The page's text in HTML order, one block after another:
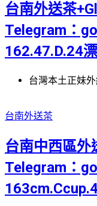
台南外送茶
Telegram：
162.47.D.24
台灣本土正妹
台南外送茶
台南中西區
Telegram：